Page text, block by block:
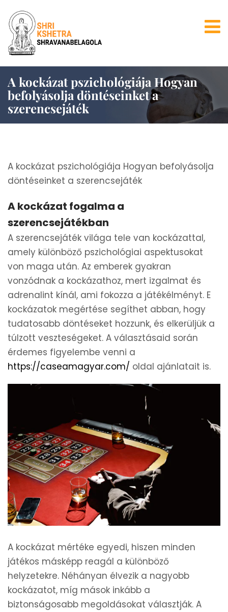
A kockázat pszichológiája Hogyan
befolyásolja döntéseinket a
szerencsejáték
A kockázat pszichológiája Hogyan befolyásolja
döntéseinket a szerencsejáték
A kockázat fogalma a
szerencsejátékban
A szerencsejáték világa tele van kockázattal,
amely különböző pszichológiai aspektusokat
von maga után. Az emberek gyakran
vonzódnak a kockázathoz, mert izgalmat és
adrenalint kínál, ami fokozza a játékélményt. E
kockázatok megértése segíthet abban, hogy
tudatosabb döntéseket hozzunk, és elkerüljük a
túlzott veszteségeket. A választásaid során
érdemes figyelembe venni a
https://caseamagyar.com/ oldal ajánlatait is.
A kockázat mértéke egyedi, hiszen minden
játékos másképp reagál a különböző
helyzetekre. Néhányan élvezik a nagyobb
kockázatot, míg mások inkább a
biztonságosabb megoldásokat választják. A